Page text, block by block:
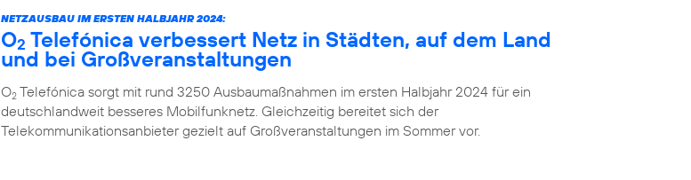
NETZAUSBAU IM ERSTEN HALBJAHR 2024:
O2 Telefónica verbessert Netz in Städten, auf dem Land
und bei Großveranstaltungen
O2 Telefónica sorgt mit rund 3250 Ausbaumaßnahmen im ersten Halbjahr 2024 für ein
deutschlandweit besseres Mobilfunknetz. Gleichzeitig bereitet sich der
Telekommunikationsanbieter gezielt auf Großveranstaltungen im Sommer vor.